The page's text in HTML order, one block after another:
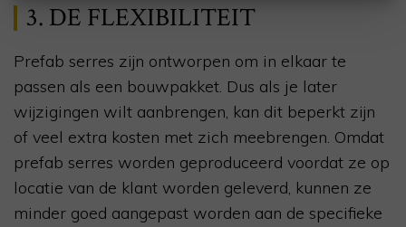
3. DE FLEXIBILITEIT
Prefab serres zijn ontworpen om in elkaar te
passen als een bouwpakket. Dus als je later
wijzigingen wilt aanbrengen, kan dit beperkt zijn
of veel extra kosten met zich meebrengen. Omdat
prefab serres worden geproduceerd voordat ze op
locatie van de klant worden geleverd, kunnen ze
minder goed aangepast worden aan de specifieke